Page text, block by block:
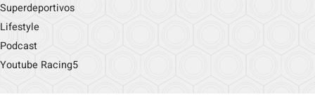
Superdeportivos
Lifestyle
Podcast
Youtube Racing5